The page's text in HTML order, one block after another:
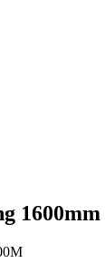
1600mm